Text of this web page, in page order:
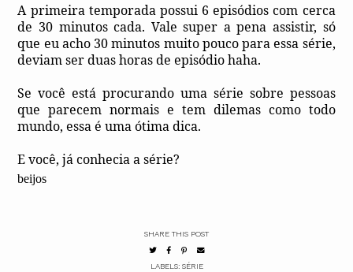
A primeira temporada possui 6 episódios com cerca
de 30 minutos cada. Vale super a pena assistir, só
que eu acho 30 minutos muito pouco para essa série,
deviam ser duas horas de episódio haha.
Se você está procurando uma série sobre pessoas
que parecem normais e tem dilemas como todo
mundo, essa é uma ótima dica.
E você, já conhecia a série?
beijos
SHARE THIS POST
LABELS: SÉRIE